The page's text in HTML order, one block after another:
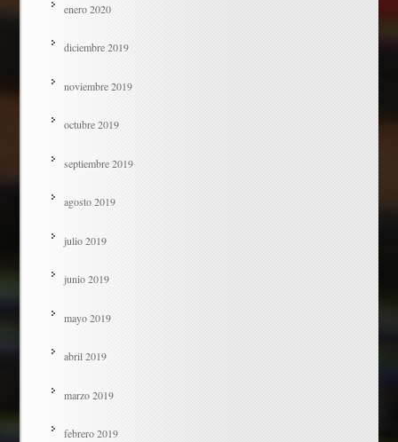
enero 2020
diciembre 2019
noviembre 2019
octubre 2019
septiembre 2019
agosto 2019
julio 2019
junio 2019
mayo 2019
abril 2019
marzo 2019
febrero 2019